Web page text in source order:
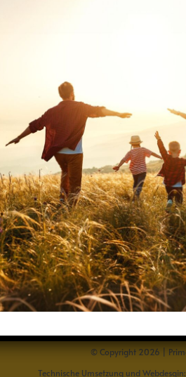
18 Jahre alt sind!
Sie, dass Sie 18 Jahre oder älter
entsprechen.
Home AGB Widerrufsbelehrung
© Copyright 2026 |
Technische Umsetzung und Webdesgin: